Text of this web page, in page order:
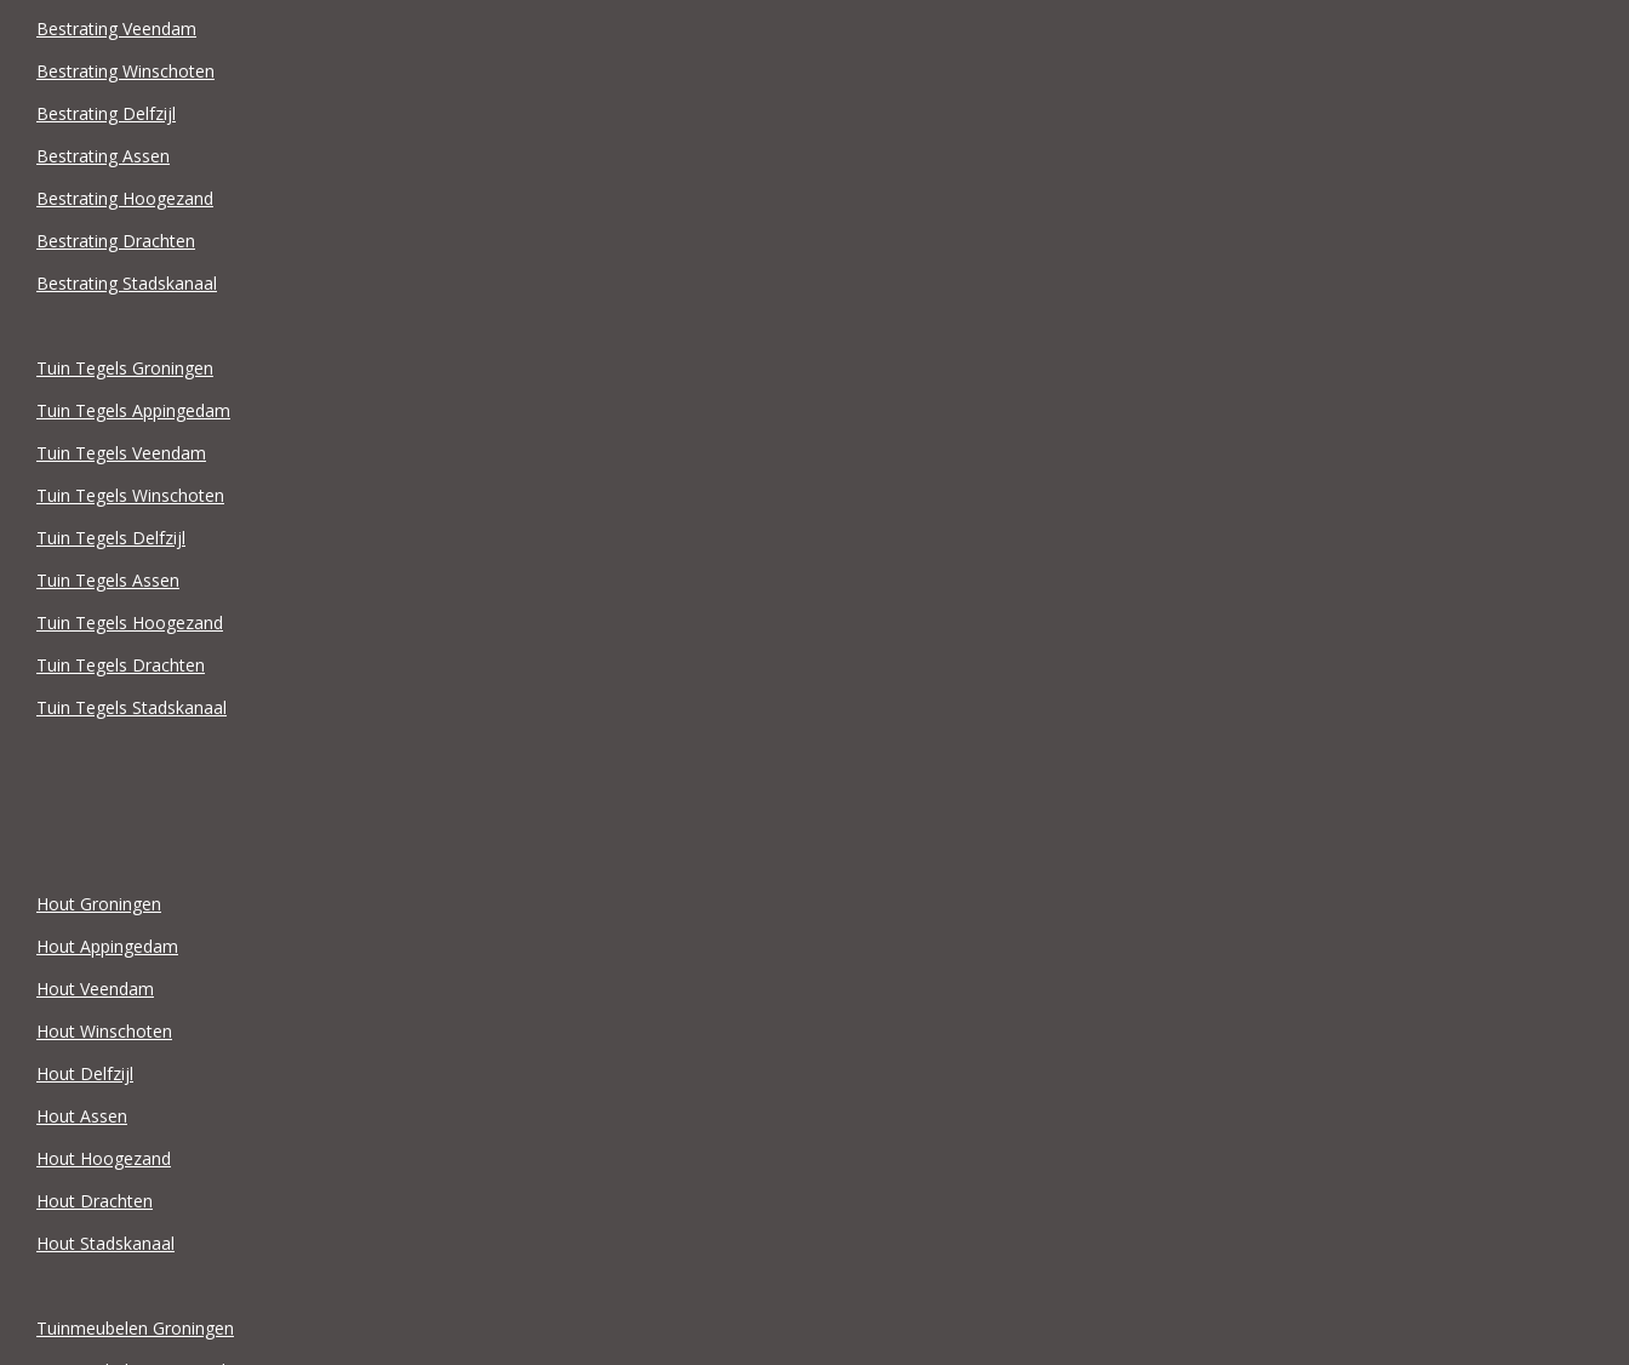
Bestrating Veendam
Bestrating Winschoten
Bestrating Delfzijl
Bestrating Assen
Bestrating Hoogezand
Bestrating Drachten
Bestrating Stadskanaal
Tuin Tegels Groningen
Tuin Tegels Appingedam
Tuin Tegels Veendam
Tuin Tegels Winschoten
Tuin Tegels Delfzijl
Tuin Tegels Assen
Tuin Tegels Hoogezand
Tuin Tegels Drachten
Tuin Tegels Stadskanaal
Hout Groningen
Hout Appingedam
Hout Veendam
Hout Winschoten
Hout Delfzijl
Hout Assen
Hout Hoogezand
Hout Drachten
Hout Stadskanaal
Tuinmeubelen Groningen